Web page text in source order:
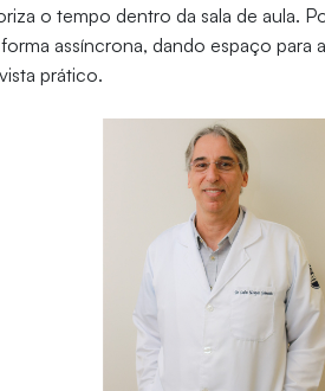
o tempo dentro da sala de aula.
assíncrona, dando espaço para
prático.